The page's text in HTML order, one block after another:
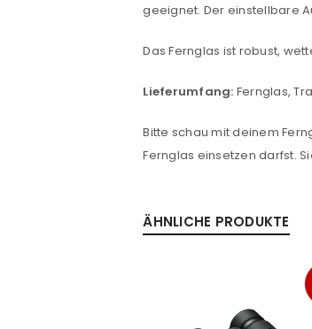
Passwort*
geeignet. Der einstellbare
Das Fernglas ist robust,
Lieferumfang: Fernglas,
Bitte schau mit deinem
Fernglas einsetzen darfst.
ÄHNLICHE PRODUKTE